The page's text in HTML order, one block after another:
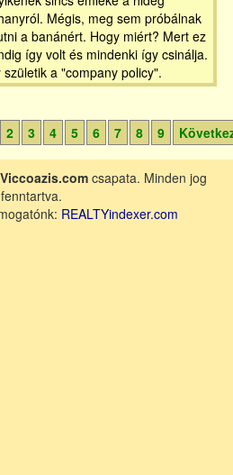
Mégis, meg sem próbálnak
a banánért. Hogy miért? Mert ez
így volt és mindenki így csinálja.
születik a "company policy".
2 3 4 5 6 7 8 9
Viccoazis.com csapata. Minden jog
fenntartva.
REALTYindexer.com